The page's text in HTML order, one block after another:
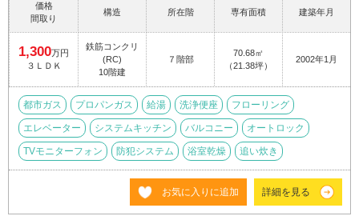
価格
間取り
構造 所在階 専有面積 建築年月
1,300万円
３ＬＤＫ
鉄筋コンクリ
(RC)
10階建
７階部
70.68㎡
（21.38坪）
2002年1月
都市ガス プロパンガス 給湯 洗浄便座 フローリング
エレベーター システムキッチン バルコニー オートロック
TVモニターフォン 防犯システム 浴室乾燥 追い炊き
お気に入りに追加 詳細を見る